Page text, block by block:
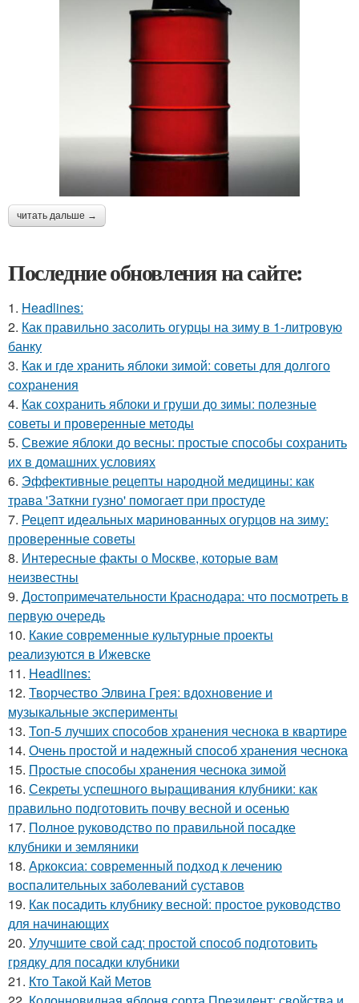
читать дальше →
Последние обновления на сайте:
1. Headlines:
2. Как правильно засолить огурцы на зиму в 1-литровую
банку
3. Как и где хранить яблоки зимой: советы для долгого
сохранения
4. Как сохранить яблоки и груши до зимы: полезные
советы и проверенные методы
5. Свежие яблоки до весны: простые способы сохранить
их в домашних условиях
6. Эффективные рецепты народной медицины: как
трава 'Заткни гузно' помогает при простуде
7. Рецепт идеальных маринованных огурцов на зиму:
проверенные советы
8. Интересные факты о Москве, которые вам
неизвестны
9. Достопримечательности Краснодара: что посмотреть в
первую очередь
10. Какие современные культурные проекты
реализуются в Ижевске
11. Headlines:
12. Творчество Элвина Грея: вдохновение и
музыкальные эксперименты
13. Топ-5 лучших способов хранения чеснока в квартире
14. Очень простой и надежный способ хранения чеснока
15. Простые способы хранения чеснока зимой
16. Секреты успешного выращивания клубники: как
правильно подготовить почву весной и осенью
17. Полное руководство по правильной посадке
клубники и земляники
18. Аркоксиа: современный подход к лечению
воспалительных заболеваний суставов
19. Как посадить клубнику весной: простое руководство
для начинающих
20. Улучшите свой сад: простой способ подготовить
грядку для посадки клубники
21. Кто Такой Кай Метов